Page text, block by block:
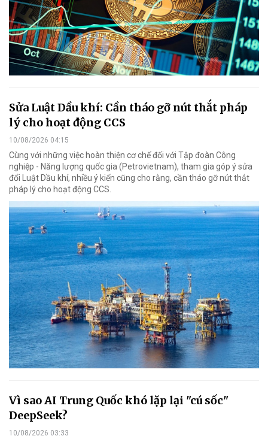
Sửa Luật Dầu khí: Cần tháo gỡ nút thắt pháp
lý cho hoạt động CCS
10/08/2026 04:15
Cùng với những việc hoàn thiện cơ chế đối với Tập đoàn Công
nghiệp - Năng lượng quốc gia (Petrovietnam), tham gia góp ý sửa
đổi Luật Dầu khí, nhiều ý kiến cũng cho rằng, cần tháo gỡ nút thắt
pháp lý cho hoạt động CCS.
Vì sao AI Trung Quốc khó lặp lại "cú sốc"
DeepSeek?
10/08/2026 03:33